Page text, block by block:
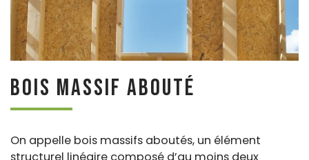
Bois massif abouté
On appelle bois massifs aboutés, un élément